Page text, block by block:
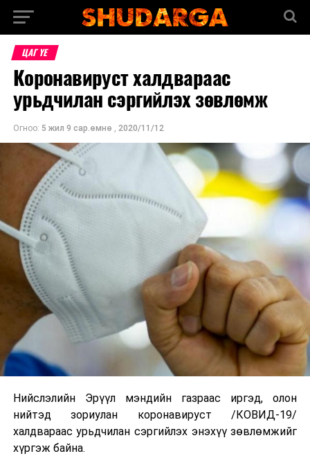
ЦАГ ҮЕ
Коронавируст халдвараас
урьдчилан сэргийлэх зөвлөмж
Огноо: 5 жил 9 сар.өмнө , 2020/11/12
Нийслэлийн Эрүүл мэндийн газраас иргэд, олон
нийтэд зориулан коронавируст /КОВИД-19/
халдвараас урьдчилан сэргийлэх энэхүү зөвлөмжийг
хүргэж байна.